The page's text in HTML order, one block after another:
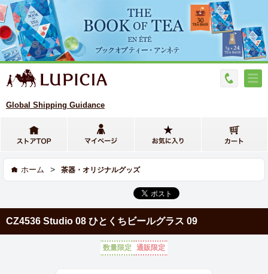
Global Shipping Guidance
ホーム > 茶器・オリジナルグッズ
CZ4536 Studio 08 ひとくちビールグラス 09
数量限定 通販限定